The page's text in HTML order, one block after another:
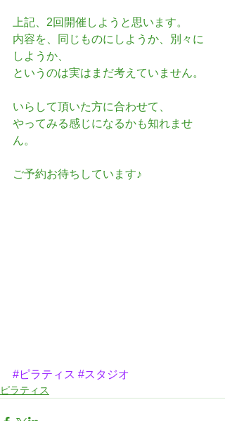
上記、2回開催しようと思います。
内容を、同じものにしようか、別々に
しようか、
というのは実はまだ考えていません。
いらして頂いた方に合わせて、
やってみる感じになるかも知れませ
ん。
ご予約お待ちしています♪
#ピラティス #スタジオ
ピラティス